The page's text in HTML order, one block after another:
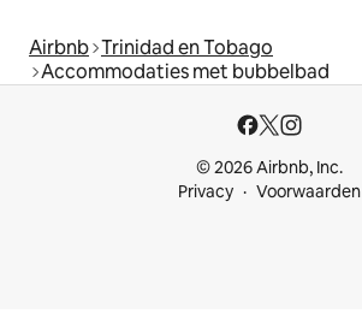
Airbnb Trinidad en Tobago
Accommodaties met bubbelbad
© 2026 Airbnb, Inc.
Privacy
Voorwaarden